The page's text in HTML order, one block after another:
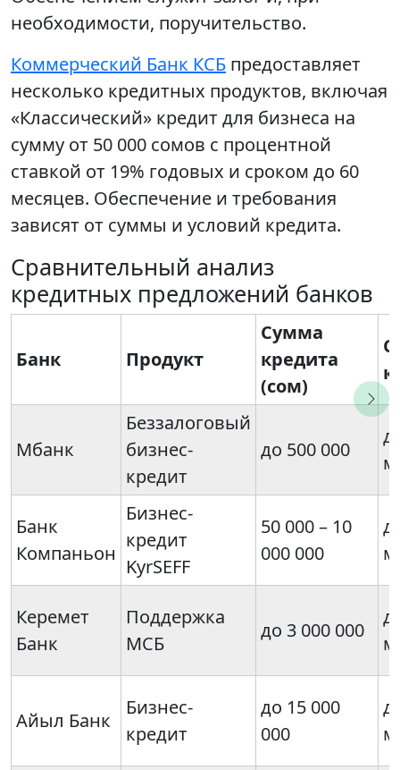
необходимости, поручительство.
Коммерческий Банк КСБ предоставляет
несколько кредитных продуктов, включая
«Классический» кредит для бизнеса на
сумму от 50 000 сомов с процентной
ставкой от 19% годовых и сроком до 60
месяцев. Обеспечение и требования
зависят от суммы и условий кредита.
Сравнительный анализ
кредитных предложений банков
Банк Продукт
Сумма
кредита
(сом)
Мбанк
Беззалоговый
бизнес-
кредит
до 500 000
Банк
Компаньон
Бизнес-
кредит
KyrSEFF
50 000 – 10
000 000
Керемет
Банк
Поддержка
МСБ
до 3 000 000
Айыл Банк
Бизнес-
кредит
до 15 000
000